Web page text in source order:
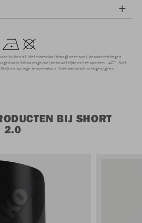
buiten af. Het materiaal droogt zeer snel, beschermt tegen
lichaamsgevoel behoudt tijdens het sporten. 40° Niet
Strijken op lage temperatuur Niet chemisch reinigen/geen
BIJ SHORT
2.0